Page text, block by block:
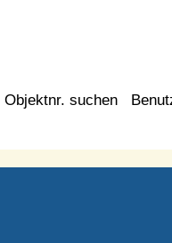
Objektnr. suchen